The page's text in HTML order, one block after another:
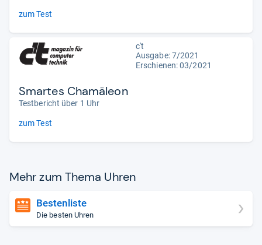
zum Test
c't
Ausgabe: 7/2021
Erschienen: 03/2021
Smartes Chamäleon
Testbericht über 1 Uhr
zum Test
Mehr zum Thema Uhren
Bestenliste
Die besten Uhren